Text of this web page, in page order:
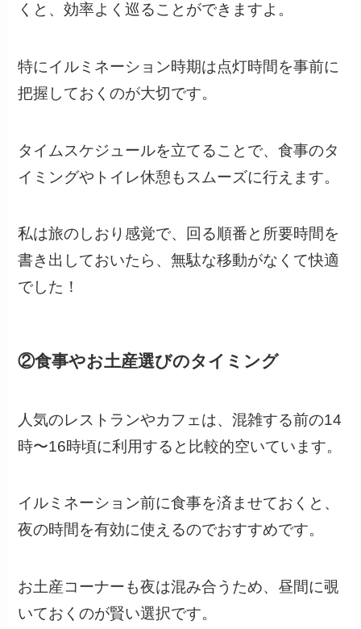
くと、効率よく巡ることができますよ。
特にイルミネーション時期は点灯時間を事前に
把握しておくのが大切です。
タイムスケジュールを立てることで、食事のタ
イミングやトイレ休憩もスムーズに行えます。
私は旅のしおり感覚で、回る順番と所要時間を
書き出しておいたら、無駄な移動がなくて快適
でした！
②食事やお土産選びのタイミング
人気のレストランやカフェは、混雑する前の14
時〜16時頃に利用すると比較的空いています。
イルミネーション前に食事を済ませておくと、
夜の時間を有効に使えるのでおすすめです。
お土産コーナーも夜は混み合うため、昼間に覗
いておくのが賢い選択です。